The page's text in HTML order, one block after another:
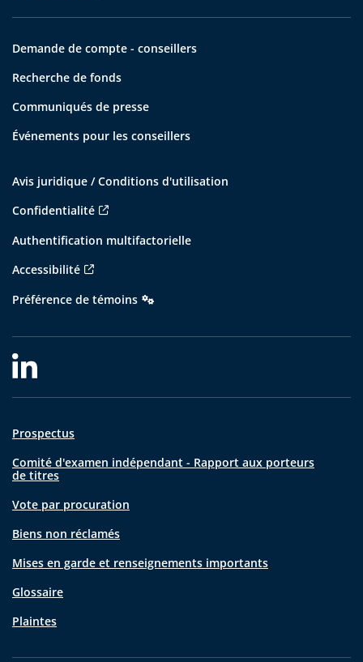
Demande de compte - conseillers
Recherche de fonds
Communiqués de presse
Événements pour les conseillers
Avis juridique / Conditions d'utilisation
Confidentialité
Authentification multifactorielle
Accessibilité
Préférence de témoins
Prospectus
Comité d'examen indépendant - Rapport aux porteurs
de titres
Vote par procuration
Biens non réclamés
Mises en garde et renseignements importants
Glossaire
Plaintes